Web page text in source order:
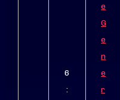
6
:
e
G
e
n
e
r